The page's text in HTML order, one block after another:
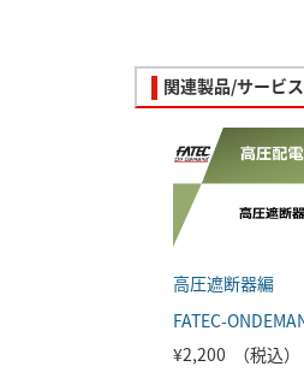
関連製品/サービス
高圧遮断器編
¥2,200 （税込）